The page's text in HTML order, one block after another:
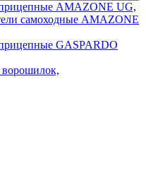
AMAZONE UG,
самоходные AMAZONE
GASPARDO
ворошилок,